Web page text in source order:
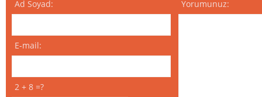
Ad Soyad:
E-mail:
2 + 8 =?
Yorumunuz: